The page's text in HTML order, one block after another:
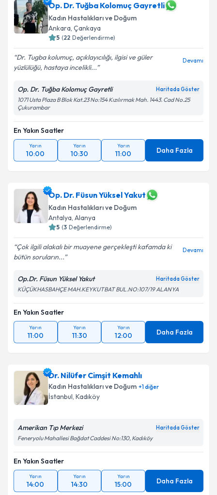
Op. Dr. Tuğba Kolomuç Gayretli
Kadın Hastalıkları ve Doğum
Ankara, Çankaya
5 (22 Değerlendirme)
Dr. Tugba kolumuç, açıklayıcılığı, ilgisi ve güler
yüzlülüğü, hastaya incelikli...
Devamı
Op. Dr. Tuğba Kolomuç Gayretli Haritada Göster
1071 Usta Plaza B Blok Kat.23 No:154 Kızılırmak Mah. 1443. Cad No.25
Çukurambar
En Yakın Saatler
Yarın
10:00
Yarın
10:30
Yarın
11:00 Daha Fazla
Op. Dr. Füsun Yüksel Yakut
Kadın Hastalıkları ve Doğum
Antalya, Alanya
5 (3 Değerlendirme)
Çok ilgili alakalı bir muayene gerçekleşti kafamda ki
bütün soruların...
Devamı
Op.Dr. Füsun Yüksel Yakut Haritada Göster
KÜÇÜKHASBAHÇE MAH.KEYKUTBAT BUL.NO:107/19 ALANYA
En Yakın Saatler
Yarın
11:00
Yarın
11:30
Yarın
12:00 Daha Fazla
Dr. Nilüfer Cimşit Kemahlı
Kadın Hastalıkları ve Doğum +1diğer
İstanbul, Kadıköy
Amerikan Tıp Merkezi Haritada Göster
Feneryolu Mahallesi Bağdat Caddesi No:130, Kadıköy
En Yakın Saatler
Yarın
14:00
Yarın
14:30
Yarın
15:00 Daha Fazla